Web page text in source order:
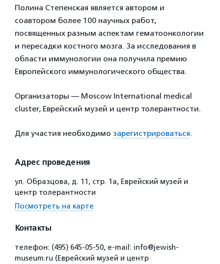
Полина Степенская является автором и
соавтором более 100 научных работ,
посвященных разным аспектам гематоонкологии
и пересадки костного мозга. За исследования в
области иммунологии она получила премию
Европейского иммунологического общества.
Организаторы — Moscow International medical
cluster, Еврейский музей и центр толерантности.
Для участия необходимо зарегистрироваться.
Адрес проведения
ул. Образцова, д. 11, стр. 1а, Еврейский музей и
центр толерантности
Посмотреть на карте
Контакты
телефон: (495) 645-05-50, e-mail: info@jewish-
museum.ru (Еврейский музей и центр